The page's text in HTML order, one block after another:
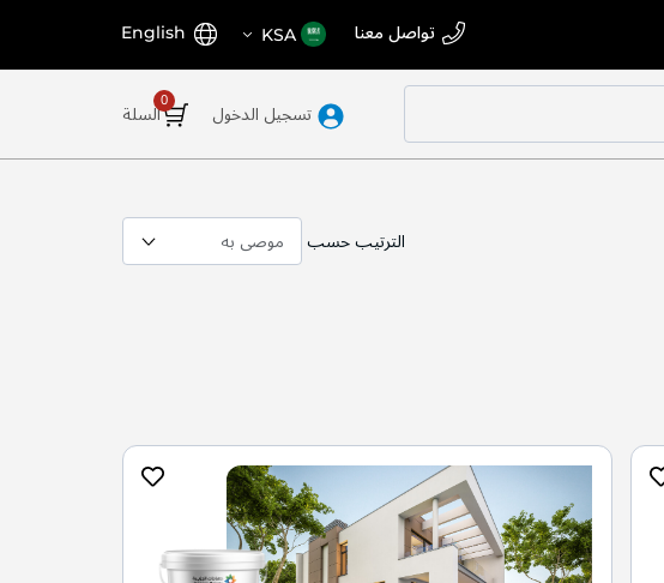
تواصل معنا اختر
المتجر
KSA اللغة English
السلة تسجيل الدخول
الترتيب حسب